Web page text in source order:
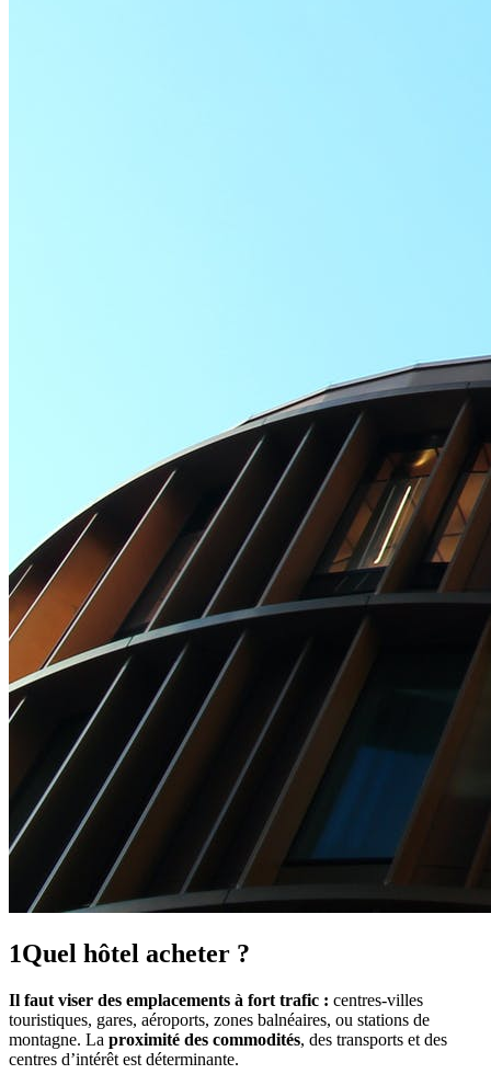
1Quel hôtel acheter ?
Il faut viser des emplacements à fort trafic : centres-villes
touristiques, gares, aéroports, zones balnéaires, ou stations de
montagne. La proximité des commodités, des transports et des
centres d’intérêt est déterminante.